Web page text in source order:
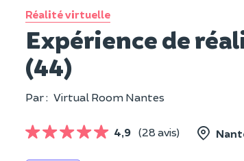
Réalité virtuelle
Expérience de
(44)
Par : Virtual Room Nantes
4,9 (28 avis)